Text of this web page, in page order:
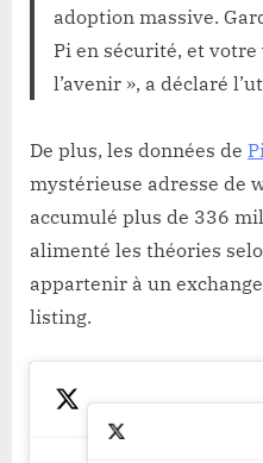
adoption massive.
Pi en sécurité, et
l’avenir », a déclaré
De plus, les données de
mystérieuse adresse de
accumulé plus de 336
alimenté les théories
appartenir à un
listing.